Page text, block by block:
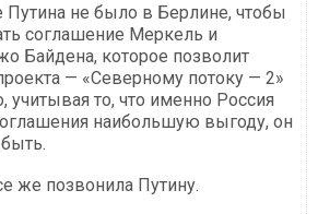
не было в Берлине, чтобы
соглашение Меркель и
Байдена, которое позволит
— «Северному потоку — 2»
учитывая то, что именно Россия
наибольшую выгоду, он
же позвонила Путину.